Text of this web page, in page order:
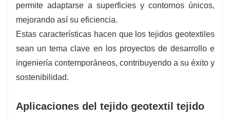
permite adaptarse a superficies y contornos únicos,
mejorando así su eficiencia.
Estas características hacen que los tejidos geotextiles
sean un tema clave en los proyectos de desarrollo e
ingeniería contemporáneos, contribuyendo a su éxito y
sostenibilidad.
Aplicaciones del tejido geotextil tejido